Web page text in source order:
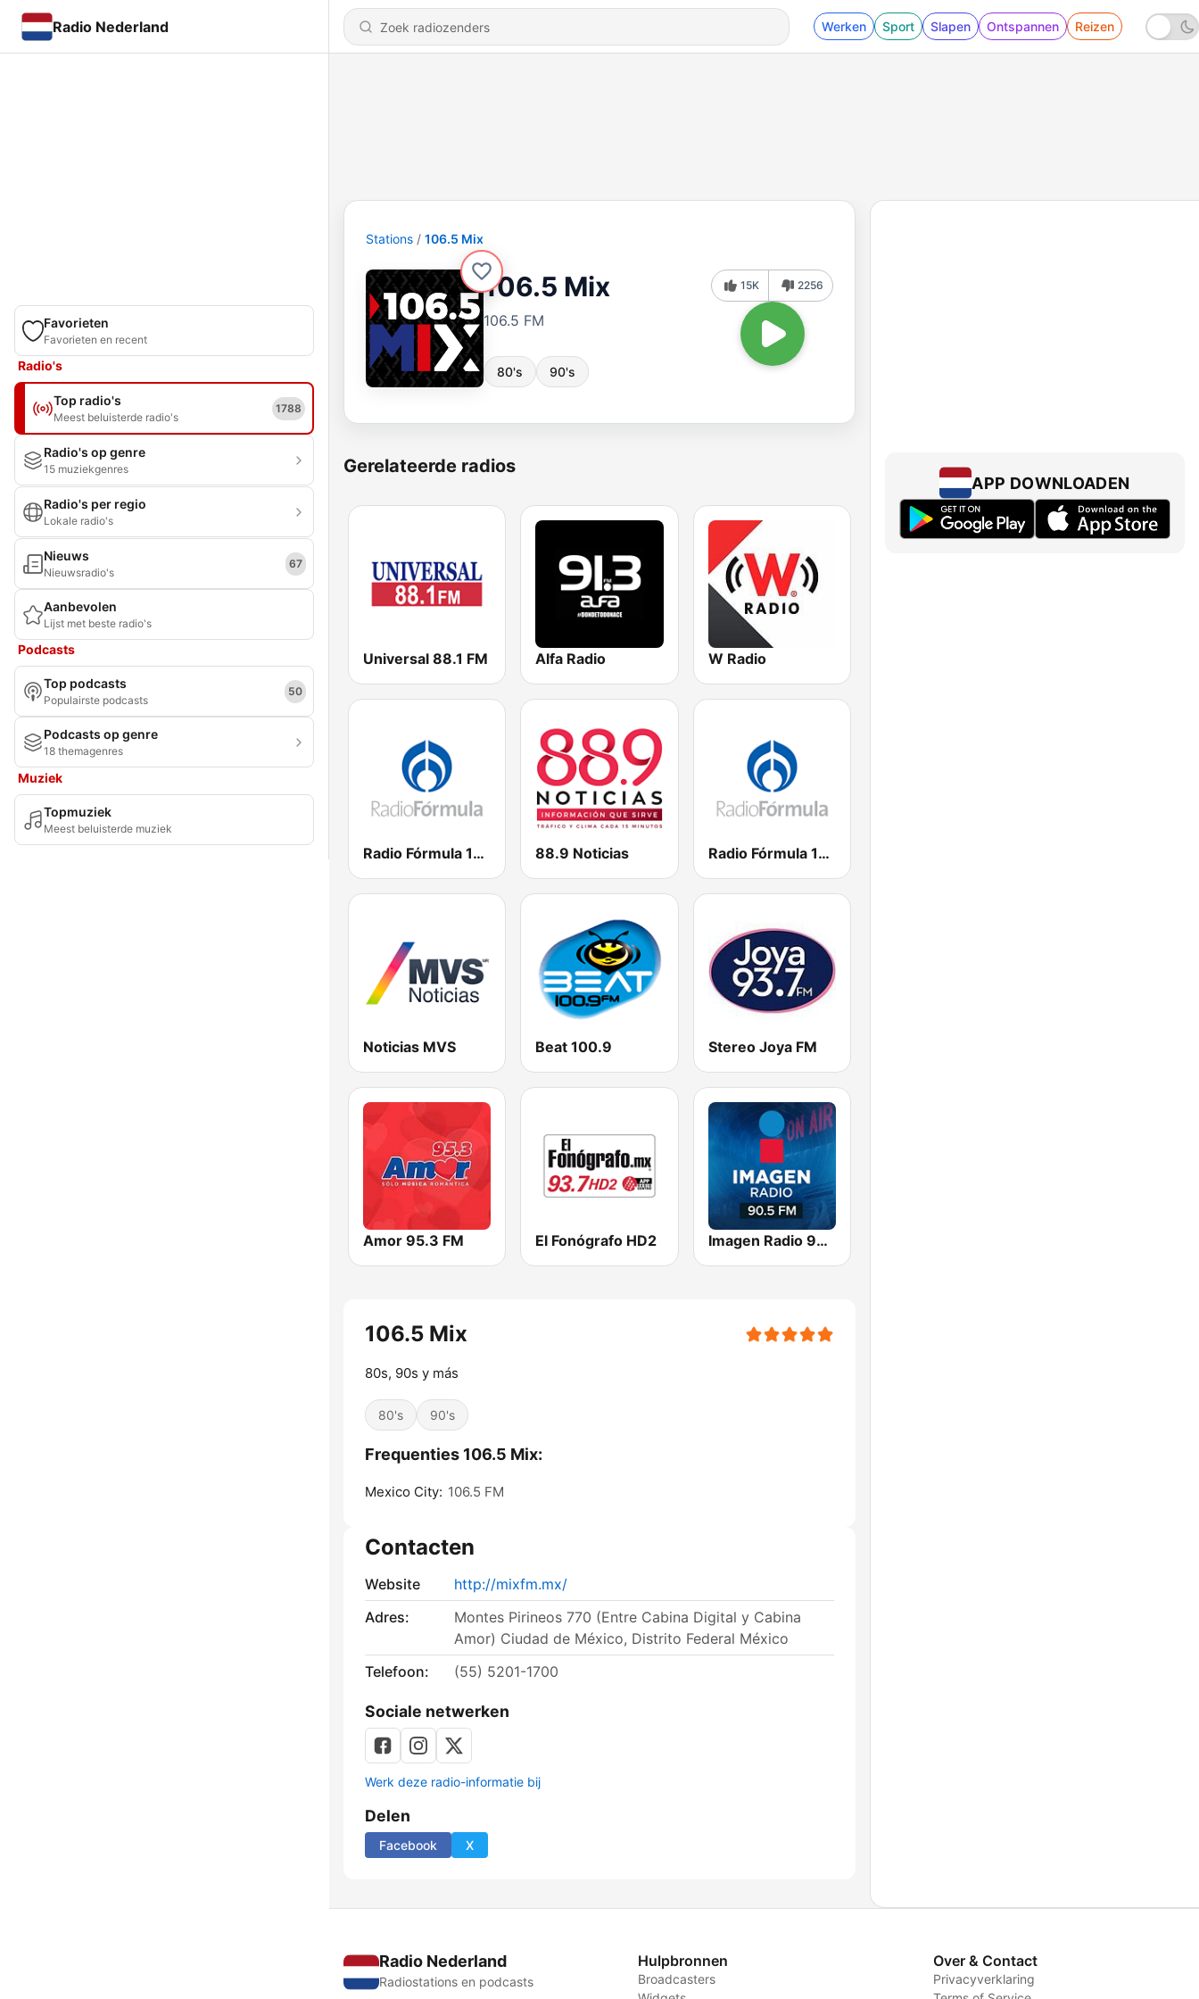
Radio Nederland Werken Sport Slapen Ontspannen Reizen
Favorieten
Favorieten en recent
Radio's
Top radio's
Meest beluisterde radio's
1788
Radio's op genre
15 muziekgenres
Radio's per regio
Lokale radio's
Nieuws
Nieuwsradio's
67
Aanbevolen
Lijst met beste radio's
Podcasts
Top podcasts
Populairste podcasts
50
Podcasts op genre
18 themagenres
Muziek
Topmuziek
Meest beluisterde muziek
Stations 106.5 Mix
106.5 Mix
106.5 FM
80's 90's
15K 2256
Gerelateerde radios
Universal 88.1 FM Alfa Radio W Radio
Radio Fórmula 103.3 FM 88.9 Noticias Radio Fórmula 104.1 FM
Noticias MVS Beat 100.9 Stereo Joya FM
Amor 95.3 FM El Fonógrafo HD2 Imagen Radio 90.5 FM
106.5 Mix
80s, 90s y más
80's 90's
Frequenties 106.5 Mix:
Mexico City: 106.5 FM
Contacten
Website
http://mixfm.mx/
Adres:
Montes Pirineos 770 (Entre Cabina Digital y Cabina
Amor) Ciudad de México, Distrito Federal México
Telefoon:
(55) 5201-1700
Sociale netwerken
Werk deze radio-informatie bij
Delen
Facebook X
APP DOWNLOADEN
Radio Nederland
Radiostations en podcasts
Hulpbronnen
Broadcasters
Over & Contact
Privacyverklaring